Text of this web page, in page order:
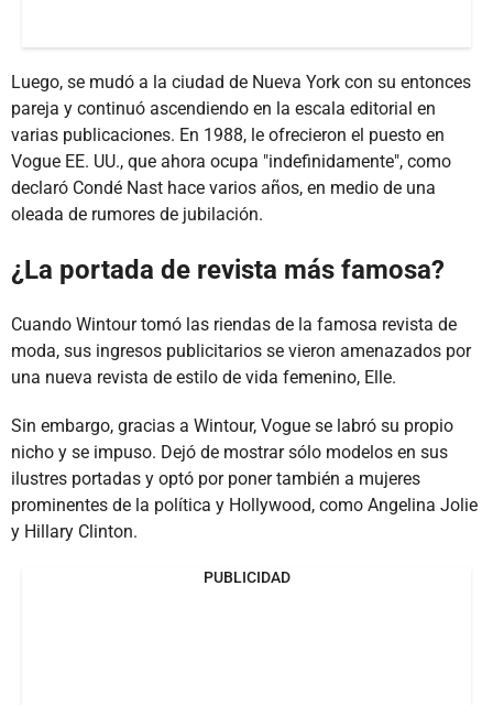
Luego, se mudó a la ciudad de Nueva York con su entonces
pareja y continuó ascendiendo en la escala editorial en
varias publicaciones. En 1988, le ofrecieron el puesto en
Vogue EE. UU., que ahora ocupa "indefinidamente", como
declaró Condé Nast hace varios años, en medio de una
oleada de rumores de jubilación.
¿La portada de revista más famosa?
Cuando Wintour tomó las riendas de la famosa revista de
moda, sus ingresos publicitarios se vieron amenazados por
una nueva revista de estilo de vida femenino, Elle.
Sin embargo, gracias a Wintour, Vogue se labró su propio
nicho y se impuso. Dejó de mostrar sólo modelos en sus
ilustres portadas y optó por poner también a mujeres
prominentes de la política y Hollywood, como Angelina Jolie
y Hillary Clinton.
PUBLICIDAD